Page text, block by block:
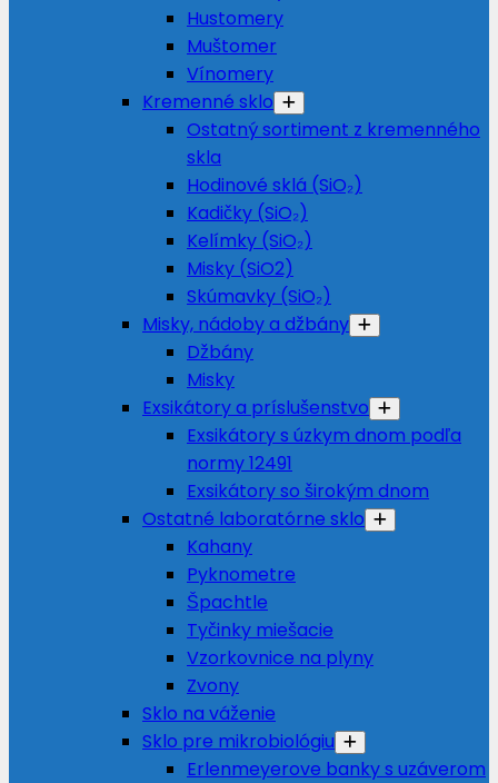
Hustomery
Muštomer
Vínomery
Kremenné sklo
Ostatný sortiment z kremenného
skla
Hodinové sklá (SiO₂)
Kadičky (SiO₂)
Kelímky (SiO₂)
Misky (SiO2)
Skúmavky (SiO₂)
Misky, nádoby a džbány
Džbány
Misky
Exsikátory a príslušenstvo
Exsikátory s úzkym dnom podľa
normy 12491
Exsikátory so širokým dnom
Ostatné laboratórne sklo
Kahany
Pyknometre
Špachtle
Tyčinky miešacie
Vzorkovnice na plyny
Zvony
Sklo na váženie
Sklo pre mikrobiológiu
Erlenmeyerove banky s uzáverom